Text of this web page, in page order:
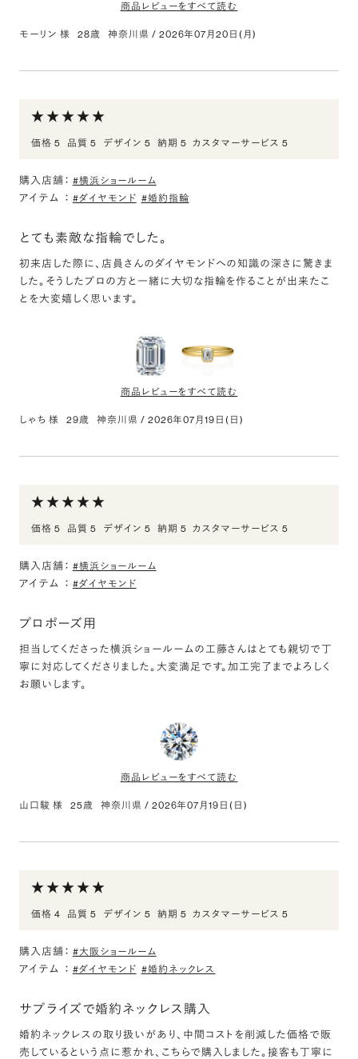
商品レビューをすべて読む
最高の輝き
ずっと丁寧に対応してくださって、お店で過ごす時間もとても素敵な
お店に通いたくなってしまいました。
とうございました。
モーリン 様 28歳 神奈川県 / 2026年07月20日(月)
価格 5 品質 5 デザイン 5 納期 5 カスタマーサービス 5
購入店舗： #横浜ショールーム
アイテム ： #ダイヤモンド #婚約指輪
とても素敵な指輪でした。
初来店した際に、店員さんのダイヤモンドへの知識の深さに驚きま
した。そうしたプロの方と一緒に大切な指輪を作ることが出来たこ
とを大変嬉しく思います。
商品レビューをすべて読む
とても素敵な指輪を購入できました
ダイヤモンドの好みが丸以外のもので、悩んでいる際に相談に乗っ
K18YG トランク エメラルドカット ベゼル リング
評価:
とても素敵な指輪を購入できました
実物を確認した時、ゴールドはとても優しい色合いで、普段使用し
を決めるきっかけになりました。ありがとうございました。
しゃち 様 29歳 神奈川県 / 2026年07月19日(日)
価格 5 品質 5 デザイン 5 納期 5 カスタマーサービス 5
購入店舗： #横浜ショールーム
アイテム ： #ダイヤモンド
プロポーズ用
担当してくださった横浜ショールームの工藤さんはとても親切で丁
寧に対応してくださりました。大変満足です。加工完了までよろしく
お願いします。
商品レビューをすべて読む
プロポーズ用
ダイヤモンドの選びやすさがとても良かったです。
ろ知人から伺っていたため利用しました。
渡すのは後日になるので、自分のこと時のリアクションはまだ分か
要素がかなり軽減されていて余裕を持って当日を迎えられる気がし
実物は輝きがすごくて品質の心配も全くないです。
山口駿 様 25歳 神奈川県 / 2026年07月19日(日)
価格 4 品質 5 デザイン 5 納期 5 カスタマーサービス 5
購入店舗： #大阪ショールーム
アイテム ： #ダイヤモンド #婚約ネックレス
サプライズで婚約ネックレス購入
婚約ネックレスの取り扱いがあり、中間コストを削減した価格で販
売しているという点に惹かれ、こちらで購入しました。接客も丁寧に